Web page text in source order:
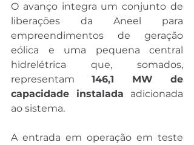
O avanço integra um conjunto de
liberações da Aneel para
empreendimentos de geração
eólica e uma pequena central
hidrelétrica que, somados,
representam 146,1 MW de
capacidade instalada adicionada
ao sistema.
A entrada em operação em teste